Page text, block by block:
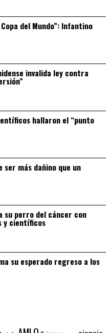
del Mundo”: Infantino
invalida ley contra
hallaron el “punto
ser más dañino que un
su perro del cáncer con
y científicos
su esperado regreso a los